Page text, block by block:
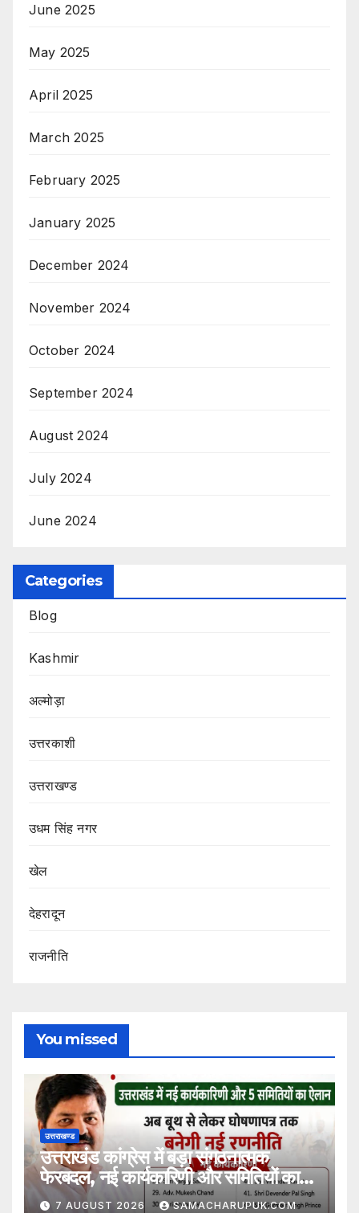
June 2025
May 2025
April 2025
March 2025
February 2025
January 2025
December 2024
November 2024
October 2024
September 2024
August 2024
July 2024
June 2024
Categories
Blog
Kashmir
अल्मोड़ा
उत्तरकाशी
उत्तराखण्ड
उधम सिंह नगर
खेल
देहरादून
राजनीति
You missed
उत्तराखण्ड
उत्तराखंड कांग्रेस में बड़ा संगठनात्मक
फेरबदल, नई कार्यकारिणी और समितियों का
गठन7 AUGUST 2026 SAMACHARUPUK.COM